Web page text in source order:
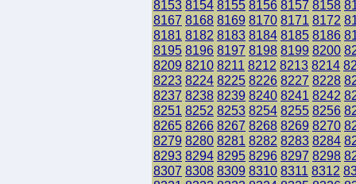
8153 8154 8155 8156 8157 8158
8167 8168 8169 8170 8171 8172
8181 8182 8183 8184 8185 8186
8195 8196 8197 8198 8199 8200
8209 8210 8211 8212 8213 8214
8223 8224 8225 8226 8227 8228
8237 8238 8239 8240 8241 8242
8251 8252 8253 8254 8255 8256
8265 8266 8267 8268 8269 8270
8279 8280 8281 8282 8283 8284
8293 8294 8295 8296 8297 8298
8307 8308 8309 8310 8311 8312